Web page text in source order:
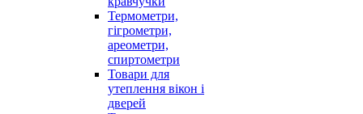
Термометри,
гігрометри,
ареометри,
спиртометри
Товари для
утеплення вікон і
дверей